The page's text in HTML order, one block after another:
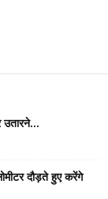
उतारने...
दौड़ते हुए करेंगे